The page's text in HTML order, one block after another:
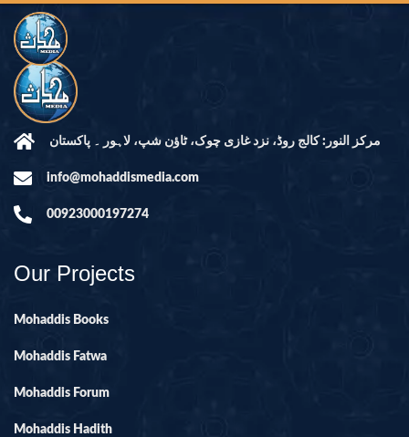
مرکز النور: کالج روڈ، نزد غازی چوک، ٹاؤن شپ، لاہور ۔ پاکستان
info@mohaddismedia.com
00923000197274
Our Projects
Mohaddis Books
Mohaddis Fatwa
Mohaddis Forum
Mohaddis Hadith